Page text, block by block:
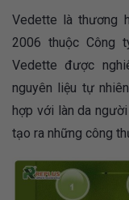
Vedette là thương
2006 thuộc Công
Vedette được
nguyên liệu tự
hợp với làn da
tạo ra những công